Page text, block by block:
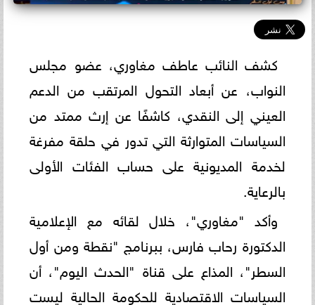
كشف النائب عاطف مغاوري، عضو مجلس
النواب، عن أبعاد التحول المرتقب من الدعم
العيني إلى النقدي، كاشفًا عن إرث ممتد من
السياسات المتوارثة التي تدور في حلقة مفرغة
لخدمة المديونية على حساب الفئات الأولى
بالرعاية.
وأكد "مغاوري"، خلال لقائه مع الإعلامية
الدكتورة رحاب فارس، ببرنامج "نقطة ومن أول
السطر"، المذاع على قناة "الحدث اليوم"، أن
السياسات الاقتصادية للحكومة الحالية ليست